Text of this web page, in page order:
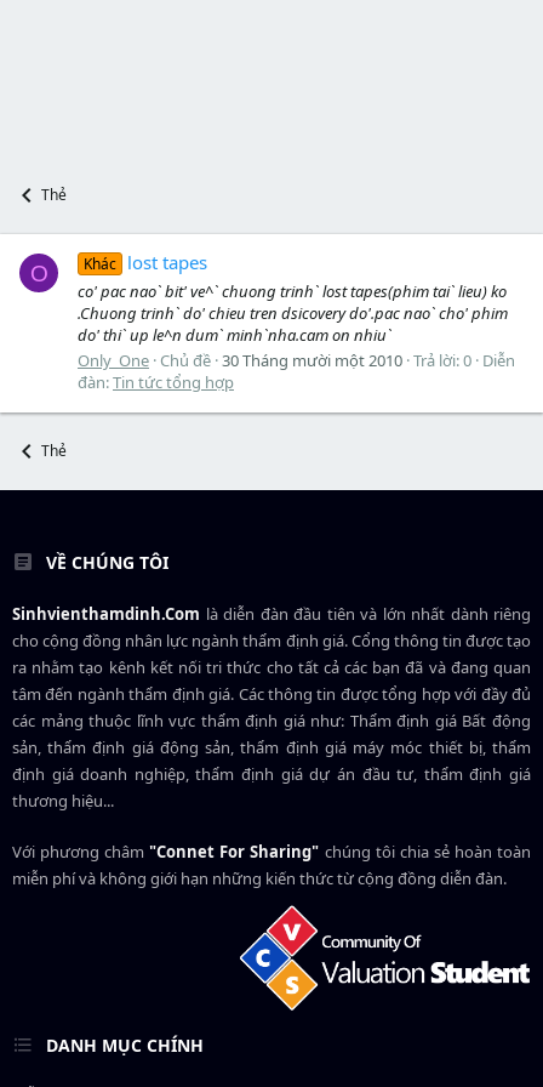
Thẻ
O Khác lost tapes
co' pac nao` bit' ve^` chuong trinh` lost tapes(phim tai` lieu) ko
.Chuong trinh` do' chieu tren dsicovery do'.pac nao` cho' phim
do' thi` up le^n dum` minh`nha.cam on nhiu`
Only_One Chủ đề 30 Tháng mười một 2010 Trả lời: 0 Diễn
đàn:Tin tức tổng hợp
Thẻ
VỀ CHÚNG TÔI
Sinhvienthamdinh.Com là diễn đàn đầu tiên và lớn nhất dành riêng
cho cộng đồng nhân lực ngànhthẩm định giá. Cổng thông tin được tạo
ra nhằm tạo kênh kết nối tri thức cho tất cả các bạn đã và đang quan
tâm đến ngành thẩm định giá. Các thông tin được tổng hợp với đầy đủ
các mảng thuộc lĩnh vực thẩm định giá như: Thẩm định giá Bất động
sản, thẩm định giá động sản, thẩm định giá máy móc thiết bị, thẩm
định giá doanh nghiệp, thẩm định giá dự án đầu tư, thẩm định giá
thương hiệu...
Với phương châm"Connet For Sharing" chúng tôi chia sẻ hoàn toàn
miễn phí và không giới hạn những kiến thức từ cộng đồng diễn đàn.
DANH MỤC CHÍNH